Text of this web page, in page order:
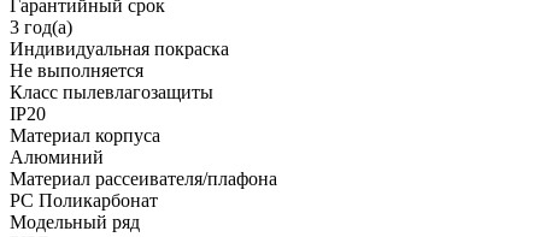
Гарантийный срок
3 год(а)
Индивидуальная покраска
Не выполняется
Класс пылевлагозащиты
IP20
Материал корпуса
Алюминий
Материал рассеивателя/плафона
PC Поликарбонат
Модельный ряд